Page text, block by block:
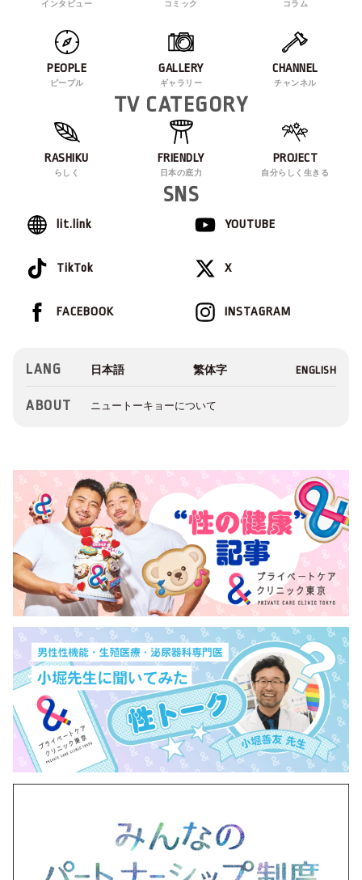
インタビュー コミック コラム
PEOPLE
ピープル
GALLERY
ギャラリー
CHANNEL
チャンネル
TV CATEGORY
RASHIKU
らしく
FRIENDLY
日本の底力
PROJECT
自分らしく生きる
SNS
lit.link YOUTUBE
TikTok X
INSTAGRAM
FACEBOOK
LANG
ABOUT ニュートーキョーについて